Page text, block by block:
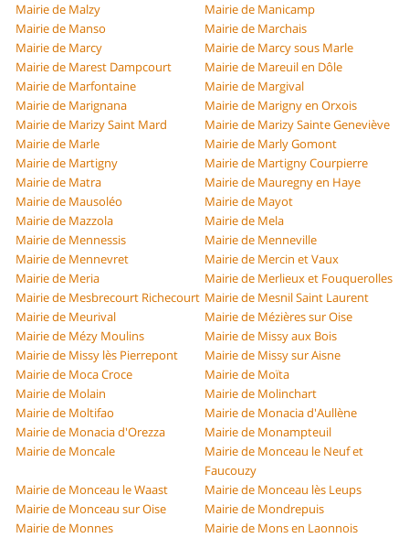
Mairie de Malzy
Mairie de Manicamp
Mairie de Manso
Mairie de Marchais
Mairie de Marcy
Mairie de Marcy sous Marle
Mairie de Marest Dampcourt
Mairie de Mareuil en Dôle
Mairie de Marfontaine
Mairie de Margival
Mairie de Marignana
Mairie de Marigny en Orxois
Mairie de Marizy Saint Mard
Mairie de Marizy Sainte Geneviève
Mairie de Marle
Mairie de Marly Gomont
Mairie de Martigny
Mairie de Martigny Courpierre
Mairie de Matra
Mairie de Mauregny en Haye
Mairie de Mausoléo
Mairie de Mayot
Mairie de Mazzola
Mairie de Mela
Mairie de Mennessis
Mairie de Menneville
Mairie de Mennevret
Mairie de Mercin et Vaux
Mairie de Meria
Mairie de Merlieux et Fouquerolles
Mairie de Mesbrecourt Richecourt Mairie de Mesnil Saint Laurent
Mairie de Meurival
Mairie de Mézières sur Oise
Mairie de Mézy Moulins
Mairie de Missy aux Bois
Mairie de Missy lès Pierrepont
Mairie de Missy sur Aisne
Mairie de Moca Croce
Mairie de Moïta
Mairie de Molain
Mairie de Molinchart
Mairie de Moltifao
Mairie de Monacia d'Aullène
Mairie de Monacia d'Orezza
Mairie de Monampteuil
Mairie de Moncale
Mairie de Monceau le Neuf et
Faucouzy
Mairie de Monceau le Waast
Mairie de Monceau lès Leups
Mairie de Monceau sur Oise
Mairie de Mondrepuis
Mairie de Monnes
Mairie de Mons en Laonnois